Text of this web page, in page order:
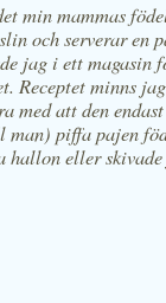
min mammas
och serverar en
jag i ett magasin
Receptet minns
med att den
piffa pajen
hallon eller